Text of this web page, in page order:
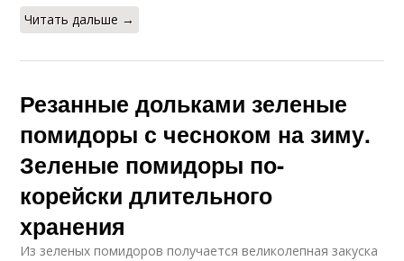
Читать дальше →
Резанные дольками зеленые
помидоры с чесноком на зиму.
Зеленые помидоры по-
корейски длительного
хранения
Из зеленых помидоров получается великолепная закуска